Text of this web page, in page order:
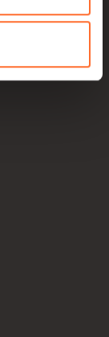
dont
à traiter
de